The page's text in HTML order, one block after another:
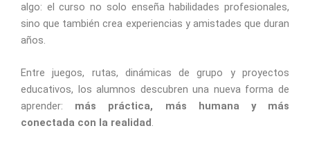
algo: el curso no solo enseña habilidades profesionales,
sino que también crea experiencias y amistades que duran
años.
Entre juegos, rutas, dinámicas de grupo y proyectos
educativos, los alumnos descubren una nueva forma de
aprender: más práctica, más humana y más
conectada con la realidad .